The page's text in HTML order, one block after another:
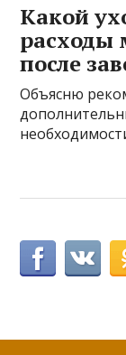
Какой
расходы
после
Объясню